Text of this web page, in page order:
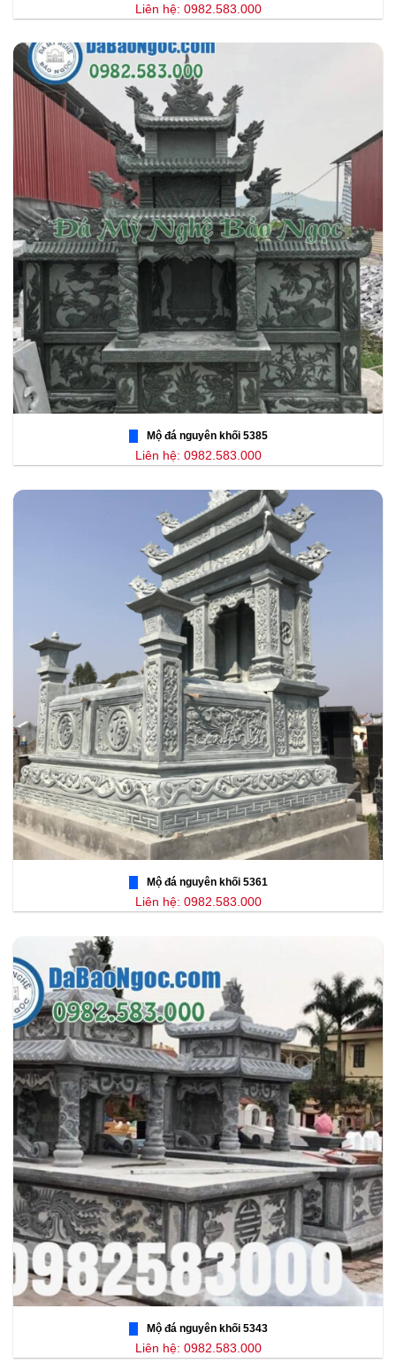
Liên hệ: 0982.583.000
Mộ đá nguyên khối 5385
Liên hệ: 0982.583.000
Mộ đá nguyên khối 5361
Liên hệ: 0982.583.000
Mộ đá nguyên khối 5343
Liên hệ: 0982.583.000